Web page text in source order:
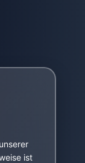
ist